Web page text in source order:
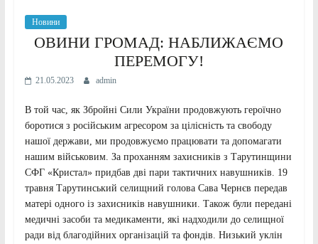
Новини
ОВИНИ ГРОМАД: НАБЛИЖАЄМО
ПЕРЕМОГУ!
21.05.2023 admin
В той час, як Збройні Сили України продовжують героїчно
боротися з російським агресором за цілісність та свободу
нашої держави, ми продовжуємо працювати та допомагати
нашим військовим. За проханням захисників з Тарутинщини
СФГ «Кристал» придбав дві пари тактичних навушників. 19
травня Тарутинський селищний голова Сава Чернєв передав
матері одного із захисників навушники. Також були передані
медичні засоби та медикаменти, які надходили до селищної
ради від благодійних організацій та фондів. Низький уклін